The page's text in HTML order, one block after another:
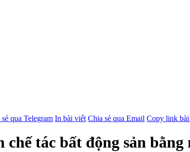
qua Telegram In bài viết Chia sẻ qua Email Copy link
tác bất động sản